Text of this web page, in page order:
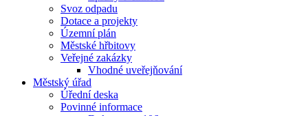
Svoz odpadu
Dotace a projekty
Územní plán
Městské hřbitovy
Veřejné zakázky
Vhodné uveřejňování
Městský úřad
Úřední deska
Povinné informace